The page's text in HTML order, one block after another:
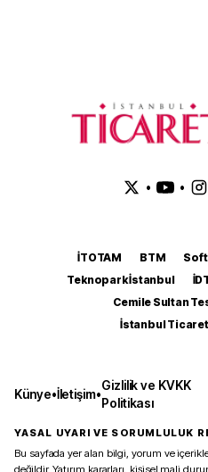
• •
İTOTAM BTM
Teknopark İstanbul
Cemile Sultan
İstanbul
Künye•İletişim•
Gizlilik ve KVKK
Politikası
YASAL UYARI VE SORUMLULUK
Bu sayfada yer alan bilgi, yorum ve
değildir. Yatırım kararları, kişisel mali